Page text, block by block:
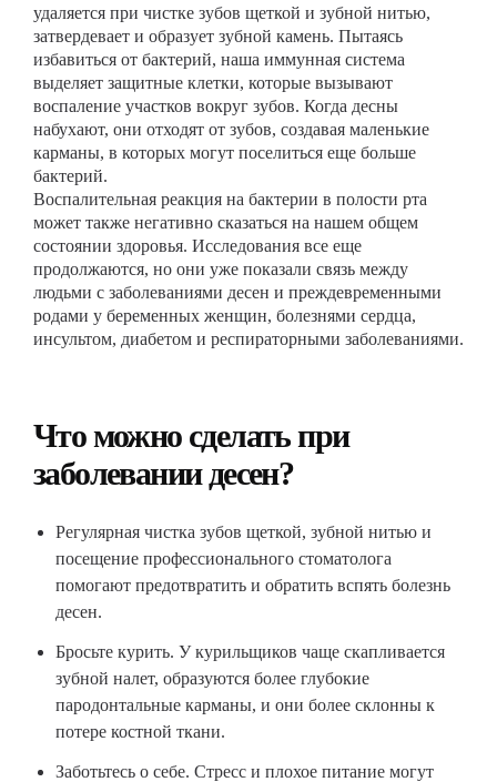
удаляется при чистке зубов щеткой и зубной нитью,
затвердевает и образует зубной камень. Пытаясь
избавиться от бактерий, наша иммунная система
выделяет защитные клетки, которые вызывают
воспаление участков вокруг зубов. Когда десны
набухают, они отходят от зубов, создавая маленькие
карманы, в которых могут поселиться еще больше
бактерий.
Воспалительная реакция на бактерии в полости рта
может также негативно сказаться на нашем общем
состоянии здоровья. Исследования все еще
продолжаются, но они уже показали связь между
людьми с заболеваниями десен и преждевременными
родами у беременных женщин, болезнями сердца,
инсультом, диабетом и респираторными заболеваниями.
Что можно сделать при
заболевании десен?
Регулярная чистка зубов щеткой, зубной нитью и
посещение профессионального стоматолога
помогают предотвратить и обратить вспять болезнь
десен.
Бросьте курить. У курильщиков чаще скапливается
зубной налет, образуются более глубокие
пародонтальные карманы, и они более склонны к
потере костной ткани.
Заботьтесь о себе. Стресс и плохое питание могут